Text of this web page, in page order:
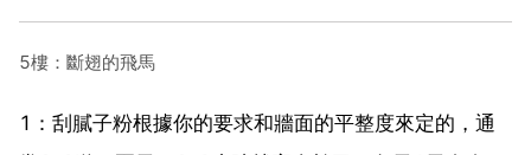
5樓：斷翅的飛馬
1：刮膩子粉根據你的要求和牆面的平整度來定的，通